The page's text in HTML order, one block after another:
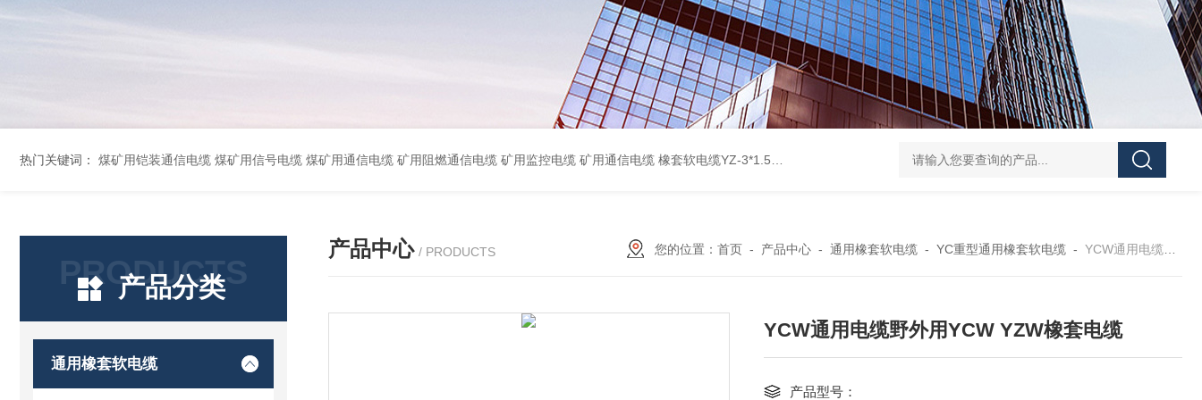
热门关键词： 煤矿用铠装通信电缆 煤矿用信号电缆 煤矿用通信电缆 矿用阻燃通信电缆 矿用监控电缆 矿用通信电缆 橡套软电缆YZ-3*1.5+1 YCW橡胶电缆3*10+1*6 船用橡套软电缆CEFR-3*2.5 煤矿用移动橡套软电缆MY3*4+1*4 阻燃屏蔽计算机电缆ZR-DJYPVP 2*2*0.75 ZR-DJYVP阻燃计算机电缆3*2*1.0 矿用阻燃控制电缆MKYJV-3*1.5 铠装阻燃矿用控制电缆MKYJV32 MKYJVP22矿用屏蔽铠装控制电缆 防水橡套扁电缆JHSB-3*4 专业厂家 MY-0.38/0.66kv矿用阻燃橡套电缆
PRODUCTS
产品分类
通用橡套软电缆
产品中心 / PRODUCTS 您的位置： 首页- 产品中心- 通用橡套软电缆- YC重型通用橡套软电缆- YCW通用电缆野外用YCW YZW橡套电缆
YCW通用电缆野外用YCW YZW橡套电缆
产品型号：